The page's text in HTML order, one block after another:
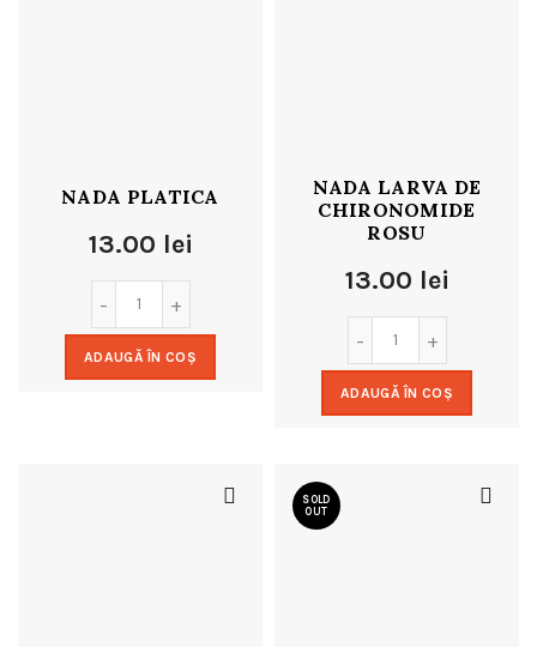
NADA PLATICA
13.00 lei
ADAUGĂ ÎN COȘ
NADA LARVA DE
CHIRONOMIDE
ROSU
13.00 lei
ADAUGĂ ÎN COȘ
SOLD
OUT